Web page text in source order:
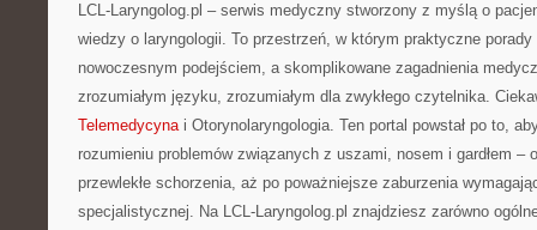
LCL-Laryngolog.pl – serwis medyczny stworzony z myślą o
wiedzy o laryngologii. To przestrzeń, w którym praktyczne
nowoczesnym podejściem, a skomplikowane zagadnienia
zrozumiałym języku, zrozumiałym dla zwykłego czytelnika.
Telemedycynai Otorynolaryngologia. Ten portal powstał po to,
rozumieniu problemów związanych z uszami, nosem i gardłem –
przewlekłe schorzenia, aż po poważniejsze zaburzenia
specjalistycznej. Na LCL-Laryngolog.pl znajdziesz zarówno